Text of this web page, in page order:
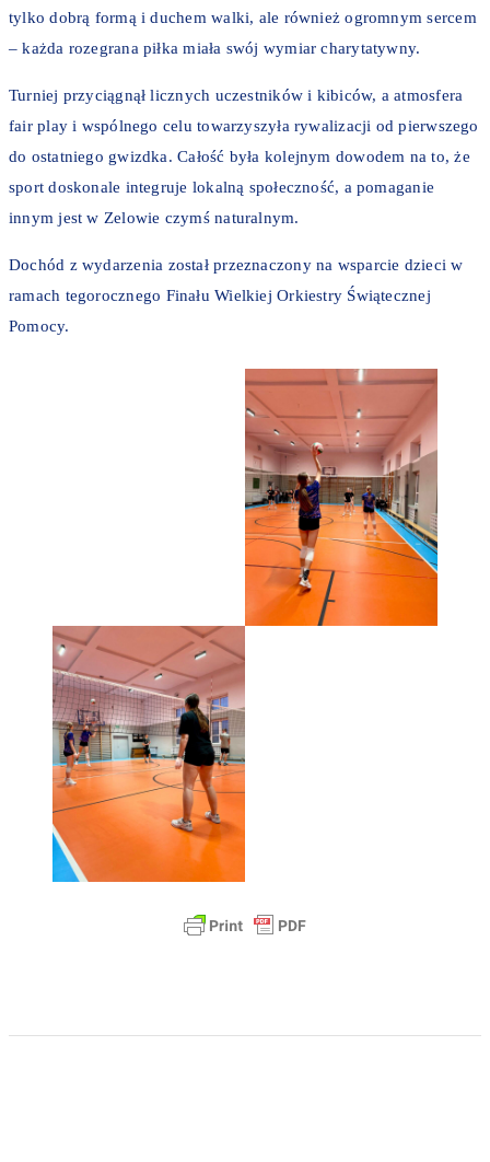
tylko dobrą formą i duchem walki, ale również ogromnym sercem
– każda rozegrana piłka miała swój wymiar charytatywny.
Turniej przyciągnął licznych uczestników i kibiców, a atmosfera
fair play i wspólnego celu towarzyszyła rywalizacji od pierwszego
do ostatniego gwizdka. Całość była kolejnym dowodem na to, że
sport doskonale integruje lokalną społeczność, a pomaganie
innym jest w Zelowie czymś naturalnym.
Dochód z wydarzenia został przeznaczony na wsparcie dzieci w
ramach tegorocznego Finału Wielkiej Orkiestry Świątecznej
Pomocy.